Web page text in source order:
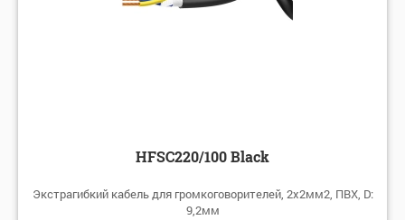
HFSC220/100 Black
Экстрагибкий кабель для громкоговорителей, 2x2мм2, ПВХ, D:
9,2мм